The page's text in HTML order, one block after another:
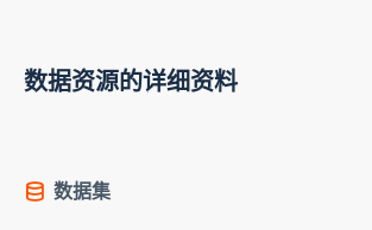
数据资源的详细资料
数据集